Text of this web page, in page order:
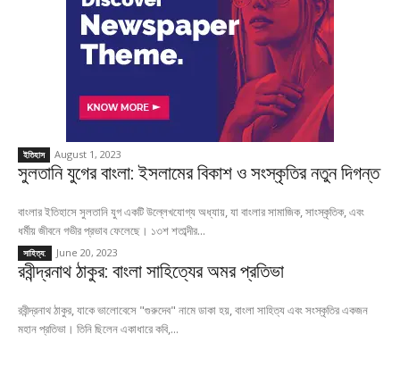
ইতিহাস August 1, 2023
সুলতানি যুগের বাংলা: ইসলামের বিকাশ ও সংস্কৃতির নতুন দিগন্ত
বাংলার ইতিহাসে সুলতানি যুগ একটি উল্লেখযোগ্য অধ্যায়, যা বাংলার সামাজিক, সাংস্কৃতিক, এবং
ধর্মীয় জীবনে গভীর প্রভাব ফেলেছে। ১৩শ শতাব্দীর...
সাহিত্য: June 20, 2023
রবীন্দ্রনাথ ঠাকুর: বাংলা সাহিত্যের অমর প্রতিভা
রবীন্দ্রনাথ ঠাকুর, যাকে ভালোবেসে "গুরুদেব" নামে ডাকা হয়, বাংলা সাহিত্য এবং সংস্কৃতির একজন
মহান প্রতিভা। তিনি ছিলেন একাধারে কবি,...